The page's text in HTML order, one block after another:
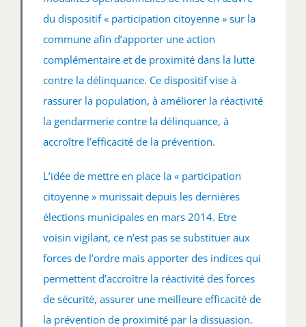
du dispositif « participation citoyenne » sur la
commune afin d’apporter une action
complémentaire et de proximité dans la lutte
contre la délinquance. Ce dispositif vise à
rassurer la population, à améliorer la réactivité
la gendarmerie contre la délinquance, à
accroître l’efficacité de la prévention.
L’idée de mettre en place la « participation
citoyenne » murissait depuis les dernières
élections municipales en mars 2014. Etre
voisin vigilant, ce n’est pas se substituer aux
forces de l’ordre mais apporter des indices qui
permettent d’accroître la réactivité des forces
de sécurité, assurer une meilleure efficacité de
la prévention de proximité par la dissuasion.